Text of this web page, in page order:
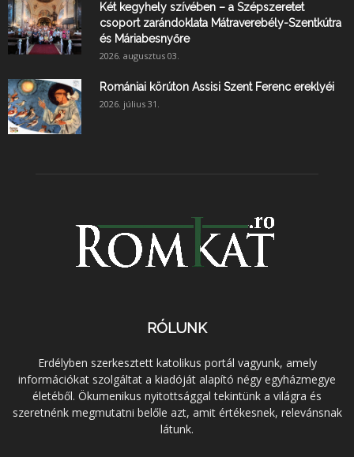
Két kegyhely szívében – a Szépszeretet
csoport zarándoklata Mátraverebély-Szentkútra
és Máriabesnyőre
2026. augusztus 03.
Romániai körúton Assisi Szent Ferenc ereklyéi
2026. július 31.
RÓLUNK
Erdélyben szerkesztett katolikus portál vagyunk, amely
információkat szolgáltat a kiadóját alapító négy egyházmegye
életéből. Ökumenikus nyitottsággal tekintünk a világra és
szeretnénk megmutatni belőle azt, amit értékesnek, relevánsnak
látunk.